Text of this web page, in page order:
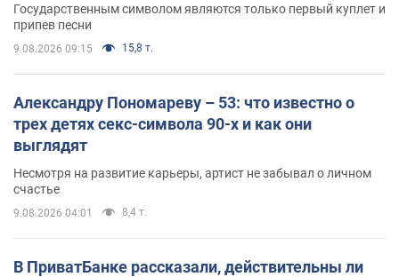
Государственным символом являются только первый куплет и
припев песни
9.08.2026 09:15 15,8 т.
Александру Пономареву – 53: что известно о
трех детях секс-символа 90-х и как они
выглядят
Несмотря на развитие карьеры, артист не забывал о личном
счастье
9.08.2026 04:01 8,4 т.
В ПриватБанке рассказали, действительны ли